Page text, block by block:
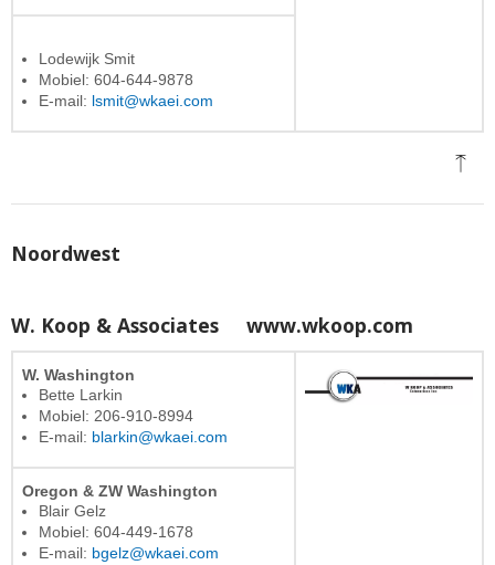
Lodewijk Smit
Mobiel: 604-644-9878
E-mail: lsmit@wkaei.com
Noordwest
W. Koop & Associates www.wkoop.com
W. Washington
Bette Larkin
Mobiel: 206-910-8994
E-mail: blarkin@wkaei.com
Oregon & ZW Washington
Blair Gelz
Mobiel: 604-449-1678
E-mail: bgelz@wkaei.com